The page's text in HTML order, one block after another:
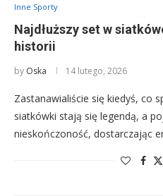
Inne Sporty
Najdłuższy set w
historii
by Oska 14 lutego, 2026
Zastanawialiście się kiedyś, co
siatkówki stają się legendą, a
nieskończoność, dostarczając